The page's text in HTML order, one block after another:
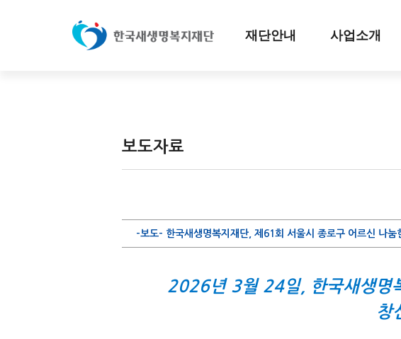
재단안내 사업소개
보도자료
-보도- 한국새생명복지재단, 제61회 서울시 종로구 어르신 나눔
2026년 3월 24일, 한국새생명
창